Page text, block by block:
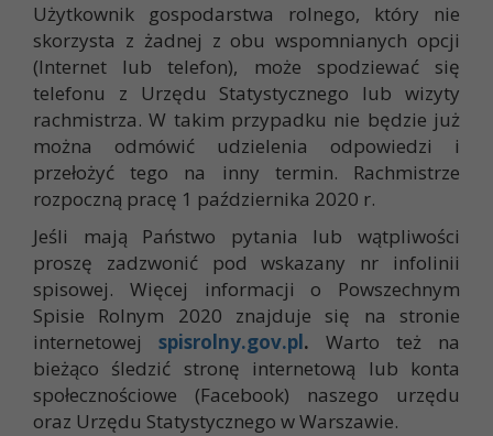
Użytkownik gospodarstwa rolnego, który nie
skorzysta z żadnej z obu wspomnianych opcji
(Internet lub telefon), może spodziewać się
telefonu z Urzędu Statystycznego lub wizyty
rachmistrza. W takim przypadku nie będzie już
można odmówić udzielenia odpowiedzi i
przełożyć tego na inny termin. Rachmistrze
rozpoczną pracę 1 października 2020 r.
Jeśli mają Państwo pytania lub wątpliwości
proszę zadzwonić pod wskazany nr infolinii
spisowej. Więcej informacji o Powszechnym
Spisie Rolnym 2020 znajduje się na stronie
internetowej spisrolny.gov.pl. Warto też na
bieżąco śledzić stronę internetową lub konta
społecznościowe (Facebook) naszego urzędu
oraz Urzędu Statystycznego w Warszawie.